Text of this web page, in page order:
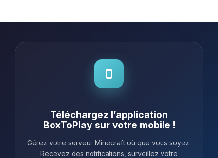
Téléchargez l’application
BoxToPlay sur votre mobile !
Gérez votre serveur Minecraft où que vous soyez.
Recevez des notifications, surveillez votre